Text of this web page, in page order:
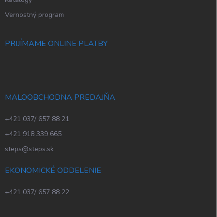
Vernostný program
PRIJÍMAME ONLINE PLATBY
MALOOBCHODNA PREDAJŇA
+421 037/ 657 88 21
+421 918 339 665
steps@steps.sk
EKONOMICKÉ ODDELENIE
+421 037/ 657 88 22